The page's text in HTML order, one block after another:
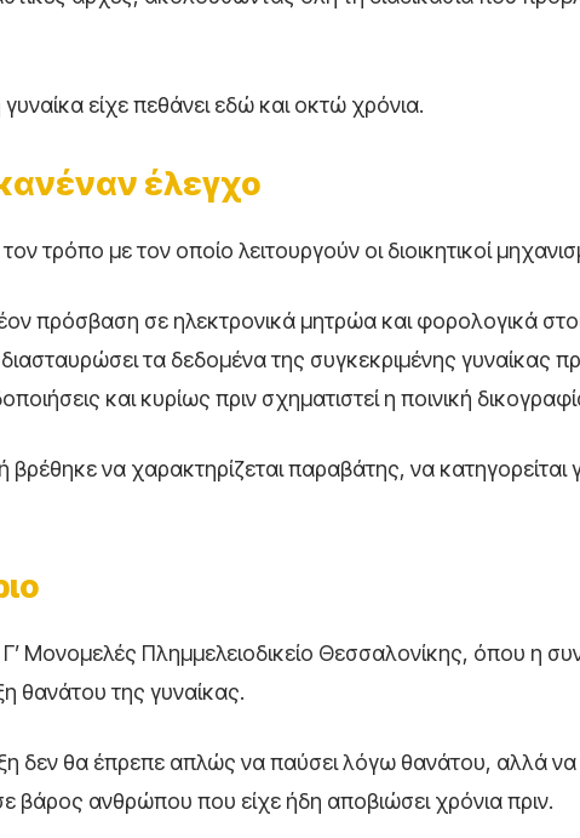
είχε πεθάνει εδώ και οκτώ χρόνια.
έλεγχο
τρόπο με τον οποίο λειτουργούν οι διοικητικοί
πρόσβαση σε ηλεκτρονικά μητρώα και φορολογικά
τα δεδομένα της συγκεκριμένης γυναίκας
και κυρίως πριν σχηματιστεί η ποινική
να χαρακτηρίζεται παραβάτης, να κατηγορείται
Μονομελές Πλημμελειοδικείο Θεσσαλονίκης, όπου η
θανάτου της γυναίκας.
δεν θα έπρεπε απλώς να παύσει λόγω θανάτου, αλλά να
βάρος ανθρώπου που είχε ήδη αποβιώσει χρόνια πριν.